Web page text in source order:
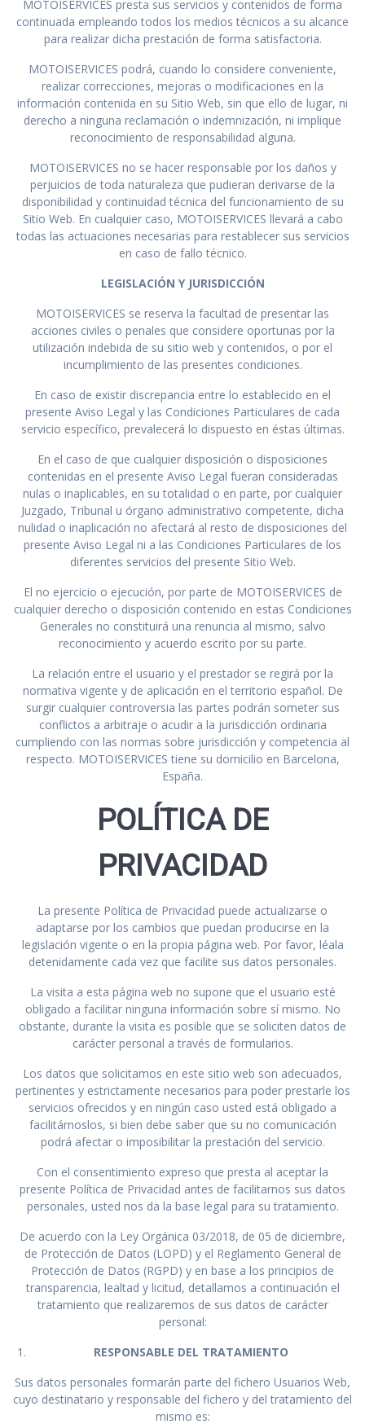
MOTOISERVICES presta sus servicios y contenidos de forma
continuada empleando todos los medios técnicos a su alcance
para realizar dicha prestación de forma satisfactoria.
MOTOISERVICES podrá, cuando lo considere conveniente,
realizar correcciones, mejoras o modificaciones en la
información contenida en su Sitio Web, sin que ello de lugar, ni
derecho a ninguna reclamación o indemnización, ni implique
reconocimiento de responsabilidad alguna.
MOTOISERVICES no se hacer responsable por los daños y
perjuicios de toda naturaleza que pudieran derivarse de la
disponibilidad y continuidad técnica del funcionamiento de su
Sitio Web. En cualquier caso, MOTOISERVICES llevará a cabo
todas las actuaciones necesarias para restablecer sus servicios
en caso de fallo técnico.
LEGISLACIÓN Y JURISDICCIÓN
MOTOISERVICES se reserva la facultad de presentar las
acciones civiles o penales que considere oportunas por la
utilización indebida de su sitio web y contenidos, o por el
incumplimiento de las presentes condiciones.
En caso de existir discrepancia entre lo establecido en el
presente Aviso Legal y las Condiciones Particulares de cada
servicio específico, prevalecerá lo dispuesto en éstas últimas.
En el caso de que cualquier disposición o disposiciones
contenidas en el presente Aviso Legal fueran consideradas
nulas o inaplicables, en su totalidad o en parte, por cualquier
Juzgado, Tribunal u órgano administrativo competente, dicha
nulidad o inaplicación no afectará al resto de disposiciones del
presente Aviso Legal ni a las Condiciones Particulares de los
diferentes servicios del presente Sitio Web.
El no ejercicio o ejecución, por parte de MOTOISERVICES de
cualquier derecho o disposición contenido en estas Condiciones
Generales no constituirá una renuncia al mismo, salvo
reconocimiento y acuerdo escrito por su parte.
La relación entre el usuario y el prestador se regirá por la
normativa vigente y de aplicación en el territorio español. De
surgir cualquier controversia las partes podrán someter sus
conflictos a arbitraje o acudir a la jurisdicción ordinaria
cumpliendo con las normas sobre jurisdicción y competencia al
respecto. MOTOISERVICES tiene su domicilio en Barcelona,
España.
POLÍTICA DE
PRIVACIDAD
La presente Política de Privacidad puede actualizarse o
adaptarse por los cambios que puedan producirse en la
legislación vigente o en la propia página web. Por favor, léala
detenidamente cada vez que facilite sus datos personales.
La visita a esta página web no supone que el usuario esté
obligado a facilitar ninguna información sobre sí mismo. No
obstante, durante la visita es posible que se soliciten datos de
carácter personal a través de formularios.
Los datos que solicitamos en este sitio web son adecuados,
pertinentes y estrictamente necesarios para poder prestarle los
servicios ofrecidos y en ningún caso usted está obligado a
facilitárnoslos, si bien debe saber que su no comunicación
podrá afectar o imposibilitar la prestación del servicio.
Con el consentimiento expreso que presta al aceptar la
presente Política de Privacidad antes de facilitarnos sus datos
personales, usted nos da la base legal para su tratamiento.
De acuerdo con la Ley Orgánica 03/2018, de 05 de diciembre,
de Protección de Datos (LOPD) y el Reglamento General de
Protección de Datos (RGPD) y en base a los principios de
transparencia, lealtad y licitud, detallamos a continuación el
tratamiento que realizaremos de sus datos de carácter
personal:
RESPONSABLE DEL TRATAMIENTO
Sus datos personales formarán parte del fichero Usuarios Web,
cuyo destinatario y responsable del fichero y del tratamiento del
mismo es: